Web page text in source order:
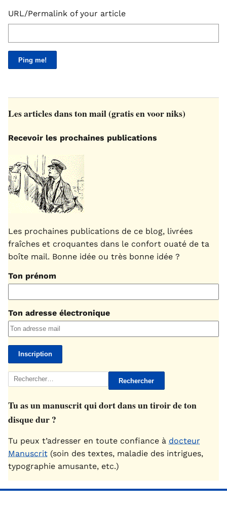
URL/Permalink of your article
Les articles dans ton mail (gratis en voor niks)
Recevoir les prochaines publications
Les prochaines publications de ce blog, livrées
fraîches et croquantes dans le confort ouaté de ta
boîte mail. Bonne idée ou très bonne idée ?
Ton prénom
Ton adresse électronique
Rechercher :
Tu as un manuscrit qui dort dans un tiroir de ton
disque dur ?
Tu peux t’adresser en toute confiance à docteur
Manuscrit (soin des textes, maladie des intrigues,
typographie amusante, etc.)